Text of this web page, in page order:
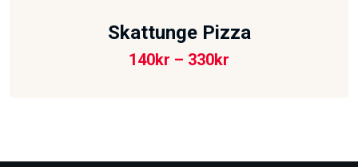
Skattunge Pizza
140kr – 330kr